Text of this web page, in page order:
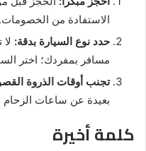
الاستفادة من الخصومات.
حدد نوع السيارة بدقة:
مسافر بمفردك؛ اختر
تجنب أوقات الذروة
بعيدة عن ساعات الزحام
كلمة أخيرة